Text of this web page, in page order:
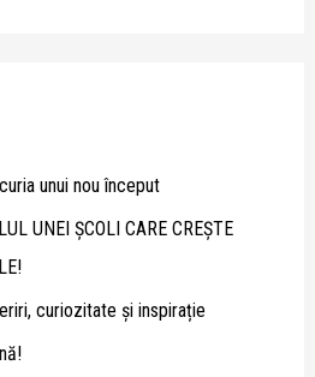
unui nou început
UNEI ȘCOLI CARE CREȘTE
curiozitate și inspirație